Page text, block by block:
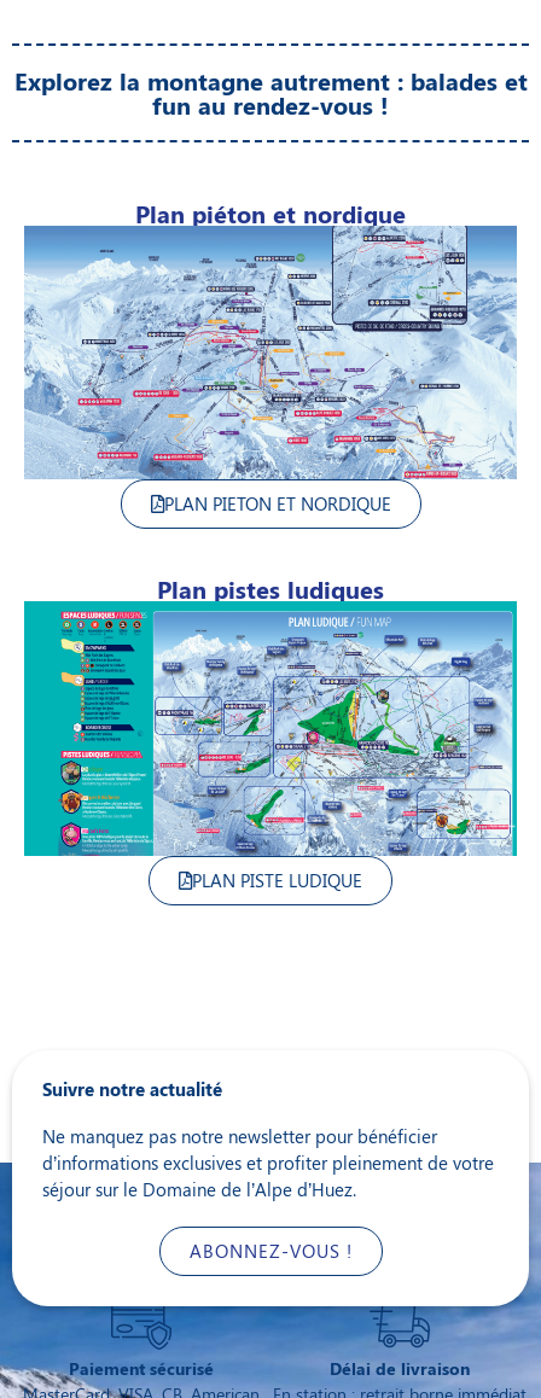
Explorez la montagne autrement : balades et
fun au rendez-vous !
Plan piéton et nordique
PLAN PIETON ET NORDIQUE
Plan pistes ludiques
PLAN PISTE LUDIQUE
Suivre notre actualité
Ne manquez pas notre newsletter pour bénéficier
d’informations exclusives et profiter pleinement de votre
séjour sur le Domaine de l’Alpe d’Huez.
ABONNEZ-VOUS !
Paiement sécurisé
Délai de livraison